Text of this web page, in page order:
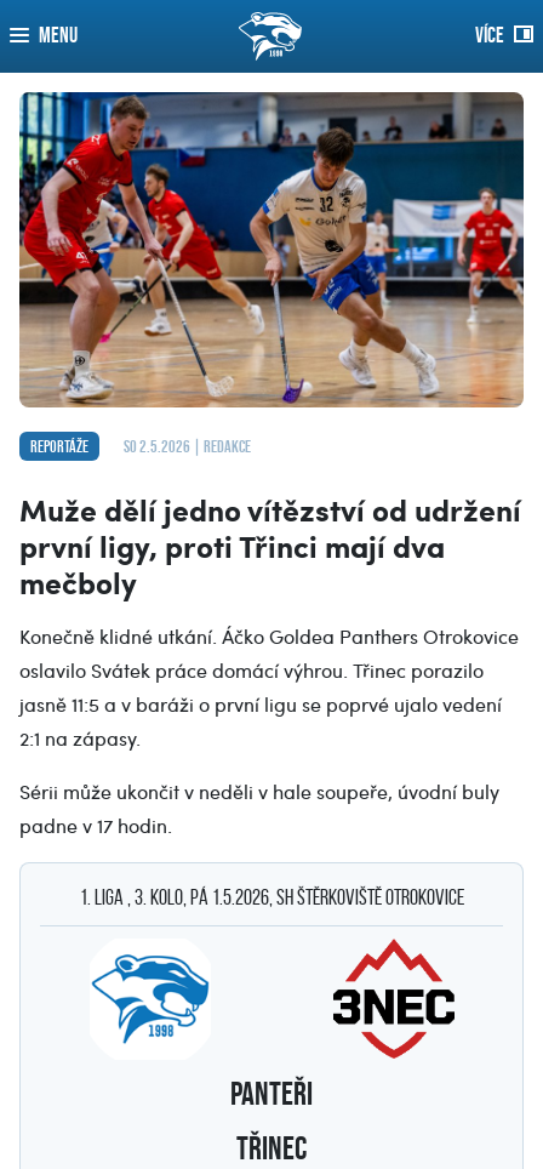
MENU VÍCE
Reportáže so 2.5.2026 | redakce
Muže dělí jedno vítězství od udržení
první ligy, proti Třinci mají dva
mečboly
Konečně klidné utkání. Áčko Goldea Panthers Otrokovice
oslavilo Svátek práce domácí výhrou. Třinec porazilo
jasně 11:5 a v baráži o první ligu se poprvé ujalo vedení
2:1 na zápasy.
Sérii může ukončit v neděli v hale soupeře, úvodní buly
padne v 17 hodin.
1. Liga , 3. kolo, pá 1.5.2026, SH Štěrkoviště Otrokovice
PANTEŘI
Třinec